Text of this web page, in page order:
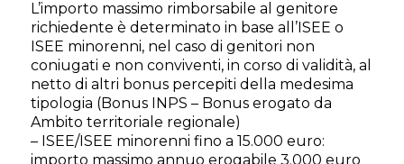
L’importo massimo rimborsabile al genitore
richiedente è determinato in base all’ISEE o
ISEE minorenni, nel caso di genitori non
coniugati e non conviventi, in corso di validità, al
netto di altri bonus percepiti della medesima
tipologia (Bonus INPS – Bonus erogato da
Ambito territoriale regionale)
– ISEE/ISEE minorenni fino a 15.000 euro:
importo massimo annuo erogabile 3.000 euro